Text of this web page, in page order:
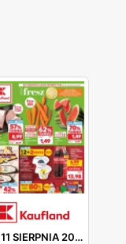
11 SIERPNIA 2026